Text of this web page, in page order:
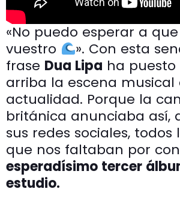
«No puedo esperar a
vuestro
». Con esta
frase Dua Lipa ha
arriba la escena musical
actualidad. Porque la
británica anunciaba así,
sus redes sociales, todos
que nos faltaban por
esperadísimo tercer
estudio.